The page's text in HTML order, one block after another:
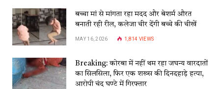
बच्चा मां से मांगता रहा मदद और बेशर्म औरत
बनाती रही रील, कलेजा चीर देंगी बच्चे की चीखें
MAY 16, 2026 1,814 VIEWS
Breaking: कोरबा में नहीं थम रहा जघन्य वारदातों
का सिलसिला, फिर एक शख्स की दिनदहाड़े हत्या,
आरोपी चंद घण्टे में गिरफ्तार